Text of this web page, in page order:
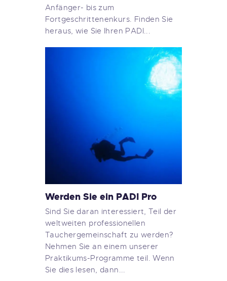
Anfänger- bis zum
Fortgeschrittenenkurs. Finden Sie
heraus, wie Sie Ihren PADI...
Werden Sie ein PADI Pro
Sind Sie daran interessiert, Teil der
weltweiten professionellen
Tauchergemeinschaft zu werden?
Nehmen Sie an einem unserer
Praktikums-Programme teil. Wenn
Sie dies lesen, dann...